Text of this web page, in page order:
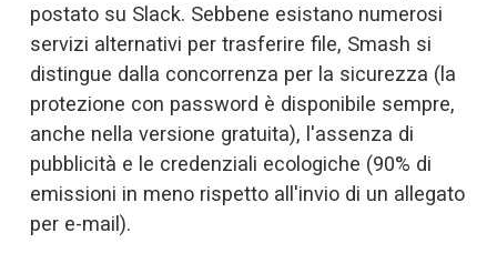
postato su Slack. Sebbene esistano numerosi
servizi alternativi per trasferire file, Smash si
distingue dalla concorrenza per la sicurezza (la
protezione con password è disponibile sempre,
anche nella versione gratuita), l'assenza di
pubblicità e le credenziali ecologiche (90% di
emissioni in meno rispetto all'invio di un allegato
per e-mail).